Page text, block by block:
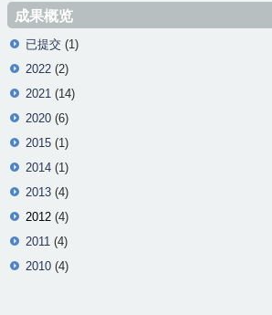
成果概览
已提交 (1)
2022 (2)
2021 (14)
2020 (6)
2015 (1)
2014 (1)
2013 (4)
2012 (4)
2011 (4)
2010 (4)